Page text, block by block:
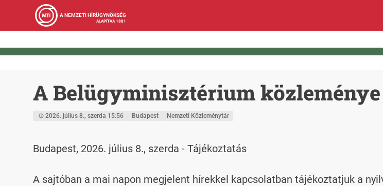
A NEMZETI HÍRÜGYNÖKSÉG
ALAPÍTVA 1881
A Belügyminisztérium közleménye
2026. július 8., szerda 15:56 Budapest Nemzeti Közleménytár
Budapest, 2026. július 8., szerda - Tájékoztatás
A sajtóban a mai napon megjelent hírekkel kapcsolatban tájékoztatjuk a